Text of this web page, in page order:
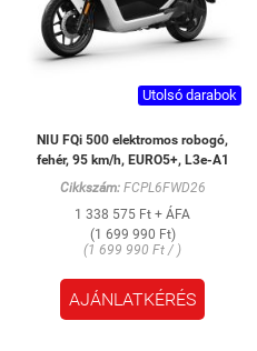
Utolsó darabok
NIU FQi 500 elektromos robogó,
fehér, 95 km/h, EURO5+, L3e-A1
Cikkszám:FCPL6FWD26
1 338 575 Ft + ÁFA
(1 699 990 Ft)
(1 699 990 Ft / )
AJÁNLATKÉRÉS